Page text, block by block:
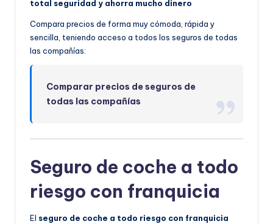
total seguridad y ahorra mucho dinero
Compara precios de forma muy cómoda, rápida y
sencilla, teniendo acceso a todos los seguros de todas
las compañías:
Comparar precios de seguros de
todas las compañías
Seguro de coche a todo
riesgo con franquicia
El seguro de coche a todo riesgo con franquicia